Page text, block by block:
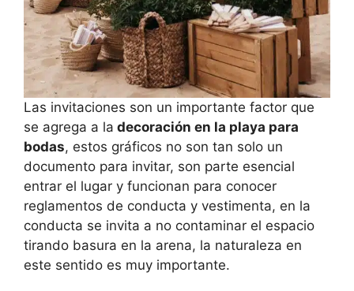
Las invitaciones son un importante factor que
se agrega a la decoración en la playa para
bodas, estos gráficos no son tan solo un
documento para invitar, son parte esencial
entrar el lugar y funcionan para conocer
reglamentos de conducta y vestimenta, en la
conducta se invita a no contaminar el espacio
tirando basura en la arena, la naturaleza en
este sentido es muy importante.